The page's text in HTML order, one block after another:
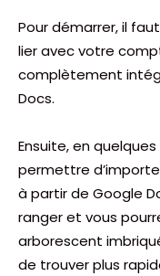
Pour démarrer, il
lier avec votre
complètement
Docs.
Ensuite, en
permettre
à partir de Google
ranger et vous
arborescent
de trouver plus